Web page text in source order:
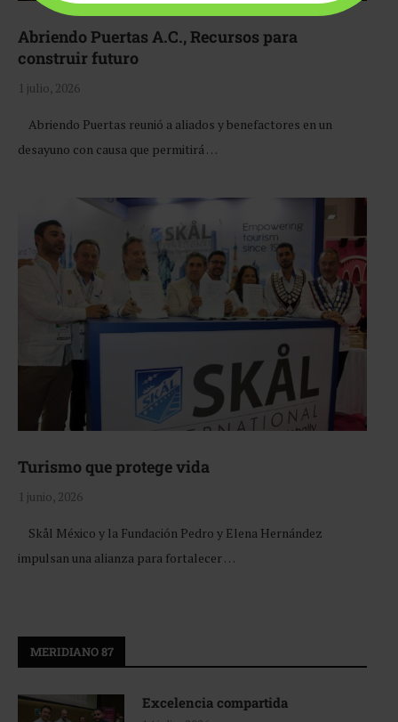
Abriendo Puertas A.C., Recursos para
construir futuro
1 julio, 2026
Abriendo Puertas reunió a aliados y benefactores en un
desayuno con causa que permitirá …
Turismo que protege vida
1 junio, 2026
Skål México y la Fundación Pedro y Elena Hernández
impulsan una alianza para fortalecer …
MERIDIANO 87
Excelencia compartida